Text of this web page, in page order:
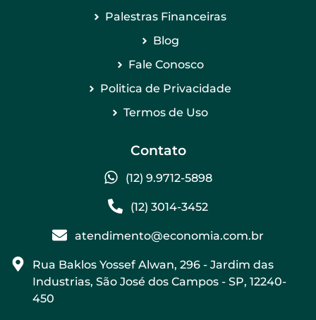
Palestras Financeiras
Blog
Fale Conosco
Politica de Privacidade
Termos de Uso
Contato
(12) 9.9712-5898
(12) 3014-3452
atendimento@economia.com.br
Rua Baklos Yossef Alwan, 296 - Jardim das
Industrias, São José dos Campos - SP, 12240-
450